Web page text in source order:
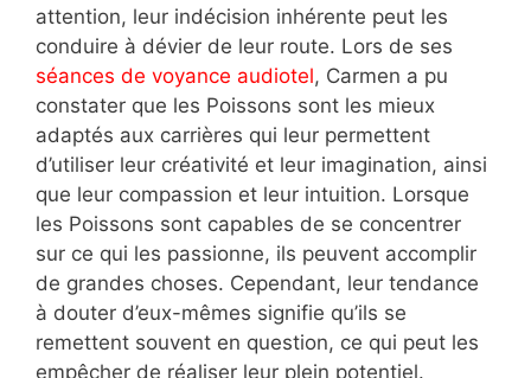
attention, leur indécision inhérente peut les
conduire à dévier de leur route. Lors de ses
séances de voyance audiotel, Carmen a pu
constater que les Poissons sont les mieux
adaptés aux carrières qui leur permettent
d’utiliser leur créativité et leur imagination, ainsi
que leur compassion et leur intuition. Lorsque
les Poissons sont capables de se concentrer
sur ce qui les passionne, ils peuvent accomplir
de grandes choses. Cependant, leur tendance
à douter d’eux-mêmes signifie qu’ils se
remettent souvent en question, ce qui peut les
empêcher de réaliser leur plein potentiel.